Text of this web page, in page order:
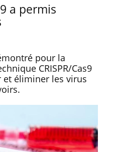
a permis
pour la
CRISPR/Cas9
et éliminer les virus